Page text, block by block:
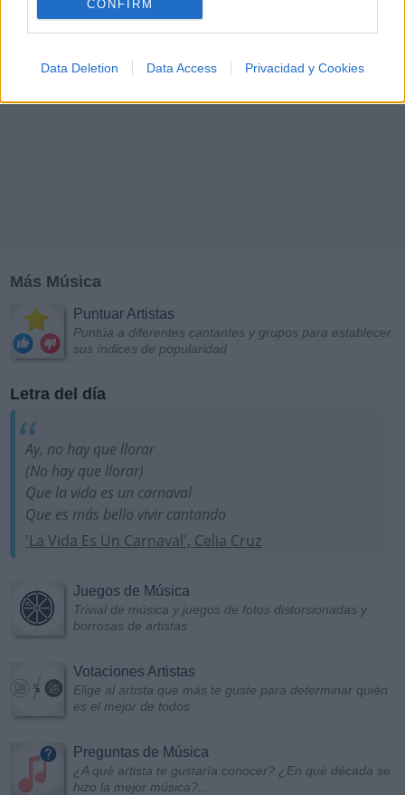
CONFIRM
Data Deletion Data Access Privacidad y Cookies
Más Música
Puntuar Artistas
Puntúa a diferentes cantantes y grupos para establecer
sus índices de popularidad
Letra del día
Ay, no hay que llorar
(No hay que llorar)
Que la vida es un carnaval
Que es más bello vivir cantando
'La Vida Es Un Carnaval', Celia Cruz
Juegos de Música
Trivial de música y juegos de fotos distorsionadas y
borrosas de artistas
Votaciones Artistas
Elige al artista que más te guste para determinar quién
es el mejor de todos
Preguntas de Música
¿A qué artista te gustaría conocer? ¿En qué década se
hizo la mejor música?...